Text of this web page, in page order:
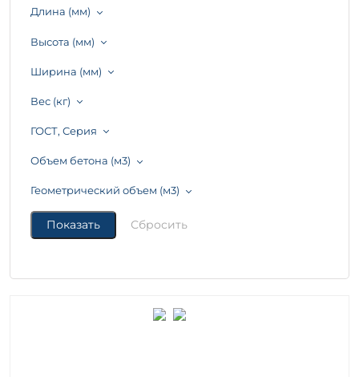
Длина (мм)
Высота (мм)
Ширина (мм)
Вес (кг)
ГОСТ, Серия
Объем бетона (м3)
Геометрический объем (м3)